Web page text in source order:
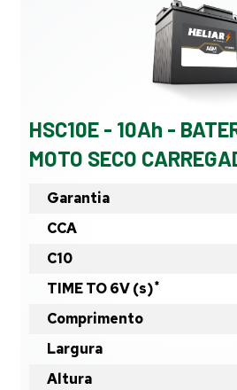
HSC10E - 10Ah -
MOTO SECO
Garantia
CCA
C10
TIME TO 6V (s)*
Comprimento
Largura
Altura